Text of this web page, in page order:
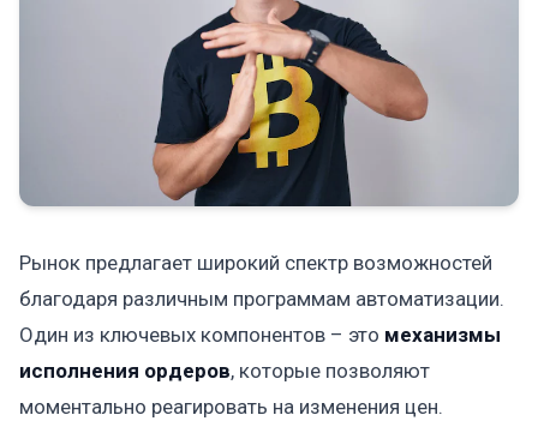
Рынок предлагает широкий спектр возможностей
благодаря различным программам автоматизации.
Один из ключевых компонентов – это механизмы
исполнения ордеров, которые позволяют
моментально реагировать на изменения цен.